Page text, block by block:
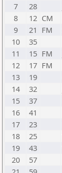
7
28
8
12 CM
9
21 FM
10
35
11
15 FM
12
17 FM
13
19
14
32
15
37
16
41
17
23
18
25
19
43
20
57